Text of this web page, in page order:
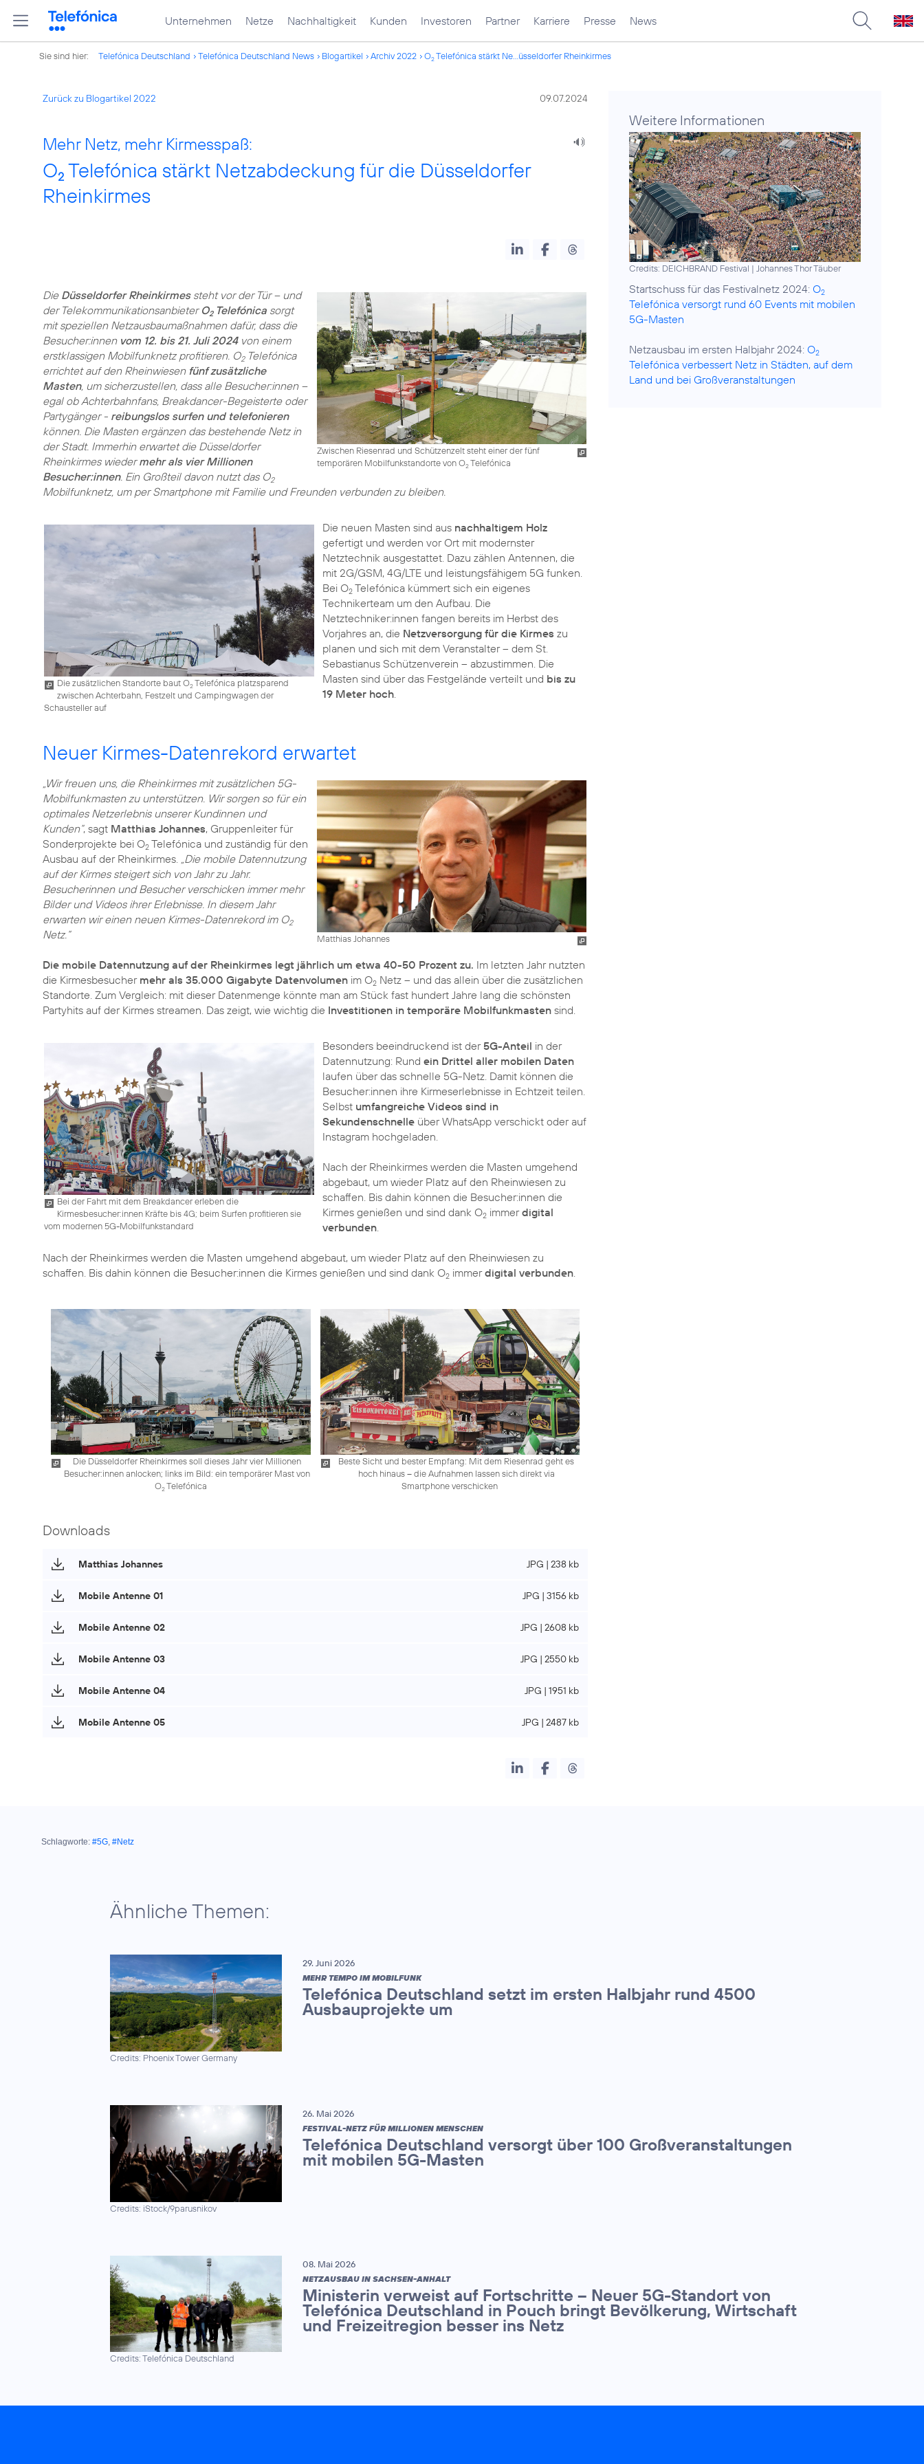
Unternehmen Netze Nachhaltigkeit Kunden Investoren Partner Karriere Presse News
Sie sind hier: Telefónica Deutschland Telefónica Deutschland News Blogartikel Archiv 2022 O2Telefónica stärkt Ne...üsseldorfer Rheinkirmes
Zurück zu Blogartikel 2022 09.07.2024
Mehr Netz, mehr Kirmesspaß:
O2 Telefónica stärkt Netzabdeckung für die Düsseldorfer
Rheinkirmes
Zwischen Riesenrad und Schützenzelt steht einer der fünf
temporären Mobilfunkstandorte von O2Telefónica
Die Düsseldorfer Rheinkirmessteht vor der Tür – und
der Telekommunikationsanbieter O2Telefónica sorgt
mit speziellen Netzausbaumaßnahmen dafür, dass die
Besucher:innen vom 12. bis 21. Juli 2024von einem
erstklassigen Mobilfunknetz profitieren. O2Telefónica
errichtet auf den Rheinwiesen fünf zusätzliche
Masten, um sicherzustellen, dass alle Besucher:innen –
egal ob Achterbahnfans, Breakdancer-Begeisterte oder
Partygänger - reibungslos surfen und telefonieren
können. Die Masten ergänzen das bestehende Netz in
der Stadt. Immerhin erwartet die Düsseldorfer
Rheinkirmes wiedermehr als vier Millionen
Besucher:innen. Ein Großteil davon nutzt das O2
Mobilfunknetz, um per Smartphone mit Familie und Freunden verbunden zu bleiben.
Die zusätzlichen Standorte baut O2Telefónica platzsparend
zwischen Achterbahn, Festzelt und Campingwagen der
Schausteller auf
Die neuen Masten sind aus nachhaltigem Holz
gefertigt und werden vor Ort mit modernster
Netztechnik ausgestattet. Dazu zählen Antennen, die
mit 2G/GSM, 4G/LTE und leistungsfähigem 5G funken.
Bei O2Telefónica kümmert sich ein eigenes
Technikerteam um den Aufbau. Die
Netztechniker:innen fangen bereits im Herbst des
Vorjahres an, die Netzversorgung für die Kirmes zu
planen und sich mit dem Veranstalter – dem St.
Sebastianus Schützenverein – abzustimmen. Die
Masten sind über das Festgelände verteilt und bis zu
19 Meter hoch.
Neuer Kirmes-Datenrekord erwartet
Matthias Johannes
„Wir freuen uns, die Rheinkirmes mit zusätzlichen 5G-
Mobilfunkmasten zu unterstützen. Wir sorgen so für ein
optimales Netzerlebnis unserer Kundinnen und
Kunden“, sagt Matthias Johannes, Gruppenleiter für
Sonderprojekte bei O2 Telefónica und zuständig für den
Ausbau auf der Rheinkirmes.
„Die mobile Datennutzung
auf der Kirmes steigert sich von Jahr zu Jahr.
Besucherinnen und Besucher verschicken immer mehr
Bilder und Videos ihrer Erlebnisse. In diesem Jahr
erwarten wir einen neuen Kirmes-Datenrekord im O2
Netz.“
Die mobile Datennutzung auf der Rheinkirmes legt jährlich um etwa 40-50 Prozent zu. Im letzten Jahr nutzten
die Kirmesbesucher mehr als 35.000 Gigabyte Datenvolumen im O2 Netz – und das allein über die zusätzlichen
Standorte. Zum Vergleich: mit dieser Datenmenge könnte man am Stück fast hundert Jahre lang die schönsten
Partyhits auf der Kirmes streamen. Das zeigt, wie wichtig die Investitionen in temporäre Mobilfunkmasten sind.
Bei der Fahrt mit dem Breakdancer erleben die
Kirmesbesucher:innen Kräfte bis 4G; beim Surfen profitieren sie
vom modernen 5G-Mobilfunkstandard
Besonders beeindruckend ist der5G-Anteil in der
Datennutzung: Rund ein Drittel aller mobilen Daten
laufen über das schnelle 5G-Netz. Damit können die
Besucher:innen ihre Kirmeserlebnisse in Echtzeit teilen.
Selbst umfangreiche Videos sind in
Sekundenschnelleüber WhatsApp verschickt oder auf
Instagram hochgeladen.
Nach der Rheinkirmes werden die Masten umgehend
abgebaut, um wieder Platz auf den Rheinwiesen zu
schaffen. Bis dahin können die Besucher:innen die
Kirmes genießen und sind dank O2immerdigital
verbunden.
Nach der Rheinkirmes werden die Masten umgehend abgebaut, um wieder Platz auf den Rheinwiesen zu
schaffen. Bis dahin können die Besucher:innen die Kirmes genießen und sind dank O2 immerdigital verbunden
Die Düsseldorfer Rheinkirmes soll dieses Jahr vier Millionen
Besucher:innen anlocken; links im Bild: ein temporärer Mast von
O2Telefónica
Beste Sicht und bester Empfang: Mit dem Riesenrad geht es
hoch hinaus – die Aufnahmen lassen sich direkt via
Smartphone verschicken
Downloads
Matthias Johannes JPG | 238 kb
Mobile Antenne 01 JPG | 3156 kb
Mobile Antenne 02 JPG | 2608 kb
Mobile Antenne 03 JPG | 2550 kb
Mobile Antenne 04 JPG | 1951 kb
Mobile Antenne 05 JPG | 2487 kb
Weitere Informationen
Credits: DEICHBRAND Festival | Johannes Thor Täuber
Startschuss für das Festivalnetz 2024:O2
Telefónica versorgt rund 60 Events mit mobilen
5G-Masten
Netzausbau im ersten Halbjahr 2024:O2
Telefónica verbessert Netz in Städten, auf dem
Land und bei Großveranstaltungen
Schlagworte: #5G, #Netz
Ähnliche Themen:
Credits: Phoenix Tower Germany
29. Juni 2026
MEHR TEMPO IM MOBILFUNK
Telefónica Deutschland setzt im ersten Halbjahr rund 4500
Ausbauprojekte um
Credits: iStock/9parusnikov
26. Mai 2026
FESTIVAL-NETZ FÜR MILLIONEN MENSCHEN
Telefónica Deutschland versorgt über 100 Großveranstaltungen
mit mobilen 5G-Masten
Credits: Telefónica Deutschland
08. Mai 2026
NETZAUSBAU IN SACHSEN-ANHALT
Ministerin verweist auf Fortschritte – Neuer 5G-Standort von
Telefónica Deutschland in Pouch bringt Bevölkerung, Wirtschaft
und Freizeitregion besser ins Netz